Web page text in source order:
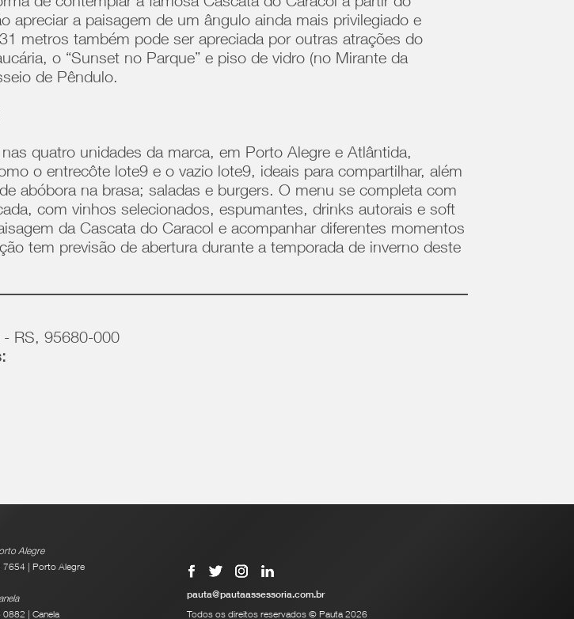
de contemplar a famosa Cascata do Caracol a partir do
apreciar a paisagem de um ângulo ainda mais privilegiado e
metros também pode ser apreciada por outras atrações do
o “Sunset no Parque” e piso de vidro (no Mirante da
de Pêndulo.
quatro unidades da marca, em Porto Alegre e Atlântida,
o entrecôte lote9 e o vazio lote9, ideais para compartilhar, além
abóbora na brasa; saladas e burgers. O menu se completa com
com vinhos selecionados, espumantes, drinks autorais e soft
da Cascata do Caracol e acompanhar diferentes momentos
tem previsão de abertura durante a temporada de inverno deste
- RS, 95680-000
Alegre
7654 | Porto Alegre
| Canela
pauta@pautaassessoria.com.br
Todos os direitos reservados © Pauta 2026